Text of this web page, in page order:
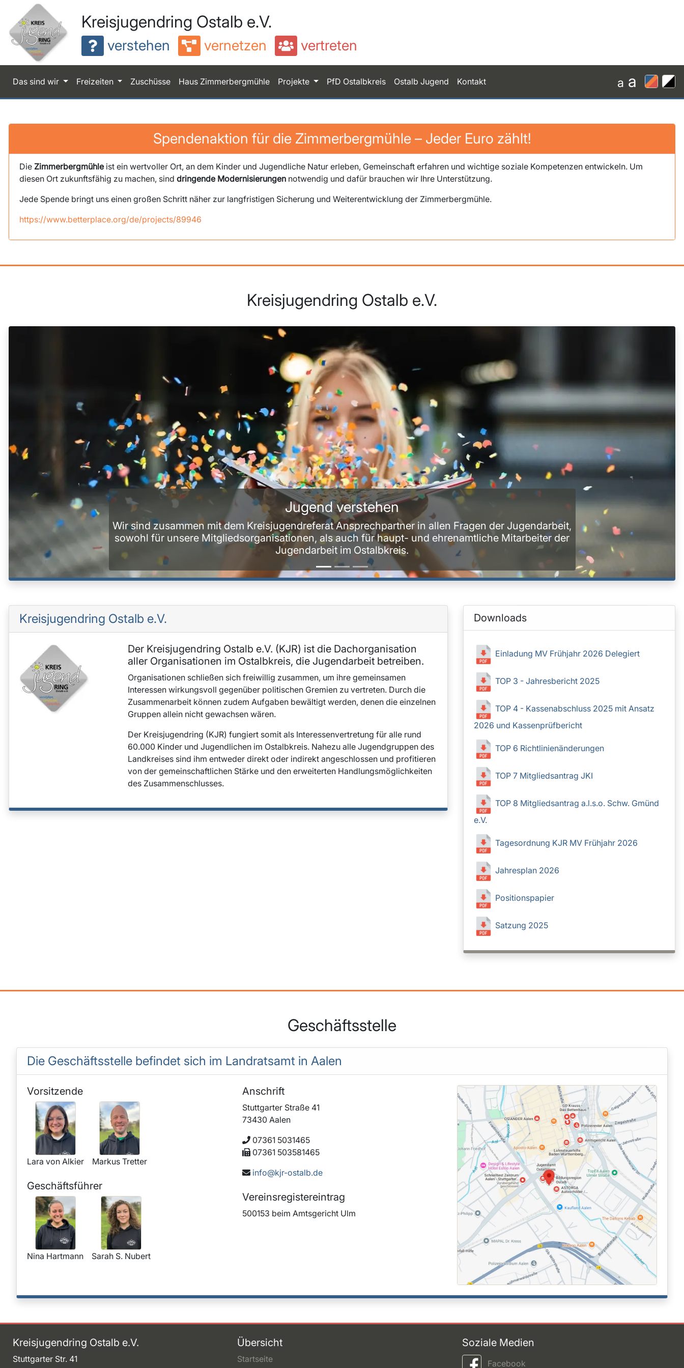
Kreisjugendring Ostalb e.V.
verstehen vernetzen vertreten
Das sind wir Freizeiten Zuschüsse Haus Zimmerbergmühle Projekte PfD Ostalbkreis Ostalb Jugend Kontakt a a
Spendenaktion für die Zimmerbergmühle – Jeder Euro zählt!
Die Zimmerbergmühleist ein wertvoller Ort, an dem Kinder und Jugendliche Natur erleben, Gemeinschaft erfahren und wichtige soziale Kompetenzen entwickeln. Um
diesen Ort zukunftsfähig zu machen, sind dringende Modernisierungen notwendig und dafür brauchen wir Ihre Unterstützung.
Jede Spende bringt uns einen großen Schritt näher zur langfristigen Sicherung und Weiterentwicklung der Zimmerbergmühle.
https://www.betterplace.org/de/projects/89946
Kreisjugendring Ostalb e.V.
Jugend verstehen
zusammen mit dem Kreisjugendreferat Ansprechpartner in allen Fragen der Jugendarbeit,
für unsere Mitgliedsorganisationen, als auch für haupt- und ehrenamtliche Mitarbeiter der
Jugendarbeit im Ostalbkreis.
Kreisjugendring Ostalb e.V.
Der Kreisjugendring Ostalb e.V. (KJR) ist die Dachorganisation
aller Organisationen im Ostalbkreis, die Jugendarbeit betreiben.
Organisationen schließen sich freiwillig zusammen, um ihre gemeinsamen
Interessen wirkungsvoll gegenüber politischen Gremien zu vertreten. Durch die
Zusammenarbeit können zudem Aufgaben bewältigt werden, denen die einzelnen
Gruppen allein nicht gewachsen wären.
Der Kreisjugendring (KJR) fungiert somit als Interessenvertretung für alle rund
60.000 Kinder und Jugendlichen im Ostalbkreis. Nahezu alle Jugendgruppen des
Landkreises sind ihm entweder direkt oder indirekt angeschlossen und profitieren
von der gemeinschaftlichen Stärke und den erweiterten Handlungsmöglichkeiten
des Zusammenschlusses.
Downloads
Einladung MV Frühjahr 2026 Delegiert
TOP 3 - Jahresbericht 2025
TOP 4 - Kassenabschluss 2025 mit Ansatz
2026 und Kassenprüfbericht
TOP 6 Richtlinienänderungen
TOP 7 Mitgliedsantrag JKI
TOP 8 Mitgliedsantrag a.l.s.o. Schw. Gmünd
e.V.
Tagesordnung KJR MV Frühjahr 2026
Jahresplan 2026
Positionspapier
Satzung 2025
Geschäftsstelle
Die Geschäftsstelle befindet sich im Landratsamt in Aalen
Vorsitzende
Lara von Alkier Markus Tretter
Geschäftsführer
Nina Hartmann Sarah S. Nubert
Anschrift
Stuttgarter Straße 41
73430 Aalen
07361 5031465
07361 503581465
info@kjr-ostalb.de
Vereinsregistereintrag
500153 beim Amtsgericht Ulm
Kreisjugendring Ostalb e.V.
Stuttgarter Str. 41
Übersicht
Startseite
Soziale Medien
Facebook